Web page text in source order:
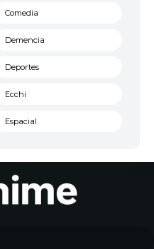
Comedia
Demencia
Deportes
Ecchi
Espacial
Historico
Josei